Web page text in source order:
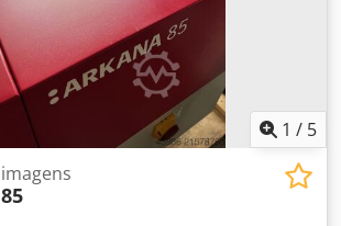
1 / 5